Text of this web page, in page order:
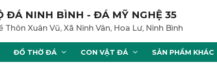
ĐÁ NINH BÌNH - ĐÁ MỸ NGHỆ 35
Thôn Xuân Vũ, Xã Ninh Vân, Hoa Lư, Ninh Bình
ĐỒ THỜ ĐÁ CON VẬT ĐÁ SẢN PHẨM KHÁC